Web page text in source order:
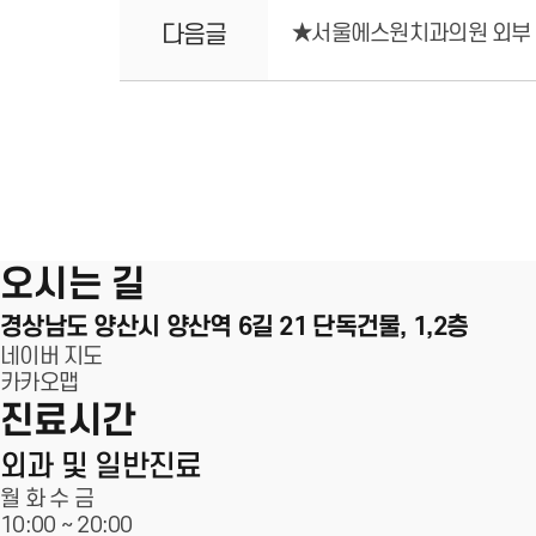
다음글 ★서울에스원치과의원 외
오시는 길
경상남도 양산시 양산역 6길 21 단독건물, 1,2층
네이버 지도
카카오맵
진료시간
외과 및 일반진료
월 화 수 금
10:00 ~20:00